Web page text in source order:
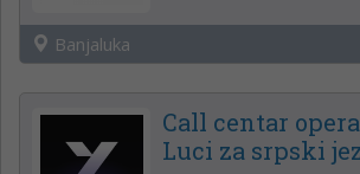
Banjaluka
Call centar
Luci za srpski